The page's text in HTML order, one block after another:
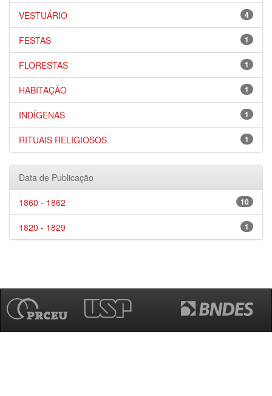
4
VESTUÁRIO
1
FESTAS
1
FLORESTAS
1
HABITAÇÃO
1
INDÍGENAS
1
RITUAIS RELIGIOSOS
Data de Publicação
10
1860 - 1862
1
1820 - 1829